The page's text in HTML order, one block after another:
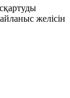
желiсiн